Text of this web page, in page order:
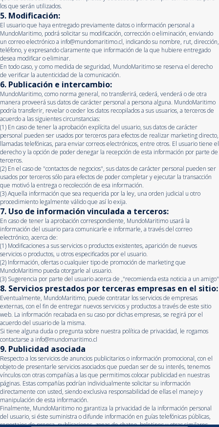
los que serán utilizados.
5. Modificación:
El usuario que haya entregado previamente datos o información personal a
MundoMaritimo, podrá solicitar su modificación, corrección o eliminación, enviando
un correo electrónico a info@mundomaritimo.cl, indicando su nombre, rut, dirección,
teléfono, y expresando claramente que información de la que hubiere entregado
desea modificar o eliminar.
En todo caso, y como medida de seguridad, MundoMaritimo se reserva el derecho
de verificar la autenticidad de la comunicación.
6. Publicación e intercambio:
MundoMaritimo, como norma general, no transferirá, cederá, venderá o de otra
manera proveerá sus datos de carácter personal a persona alguna. MundoMaritimo
podría transferir, revelar o ceder los datos recopilados a sus usuarios, a terceros de
acuerdo a las siguientes circunstancias:
(1) En caso de tener la aprobación explícita del usuario, sus datos de carácter
personal pueden ser usados por terceros para efectos de realizar marketing directo,
llamadas telefónicas, para enviar correos electrónicos, entre otros. El usuario tiene el
derecho y la opción de poder denegar la recepción de esta información por parte de
terceros.
(2) En el caso de "contactos de negocios", sus datos de carácter personal pueden ser
usados por terceros sólo para efectos de poder completar y ejecutar la transacción
que motivó la entrega o recolección de esa información.
(3) Aquella información que sea requerida por la ley, una orden judicial u otro
procedimiento legalmente válido que así lo exija.
7. Uso de información vinculada a terceros:
En caso de tener la aprobación correspondiente, MundoMaritimo usará la
información del usuario para comunicarle e informarle, a través del correo
electrónico, acerca de:
(1) Modificaciones a sus servicios o productos existentes, aparición de nuevos
servicios o productos, u otros especificados por el usuario.
(2) Información, ofertas o cualquier tipo de promoción de marketing que
MundoMaritimo pueda otorgarle al usuario.
(3) Sugerencia por parte del usuario acerca de ,"recomienda esta noticia a un amigo"
8. Servicios prestados por terceras empresas en el sitio:
Eventualmente, MundoMaritimo, puede contratar los servicios de empresas
externas, con el fin de entregar nuevos servicios y productos a través de este sitio
web. La información recabada en su caso por dichas empresas, se regirá por el
acuerdo del usuario de la misma.
Si tiene alguna duda o pregunta sobre nuestra política de privacidad, le rogamos
contactarse a info@mundomaritimo.cl
9. Publicidad asociada
Respecto a los servicios de anuncios publicitarios o información promocional, con el
objeto de presentarle servicios asociados que puedan ser de su interés, tenemos
vínculos con otras compañías a las que permitimos colocar publicidad en nuestras
páginas. Estas compañías podrían individualmente solicitar su información
directamente con usted, siendo exclusiva responsabilidad de ellas el manejo y
manipulación de esta información.
Finalmente, MundoMaritimo no garantiza la privacidad de la información personal
del usuario, si éste suministra o difunde información en guías telefónicas públicas,
reportajes de prensa, publicaciones, zonas de chateo, boletines u otras similares.